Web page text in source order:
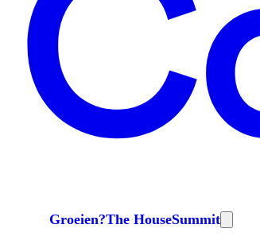
Groeien?The HouseSummit